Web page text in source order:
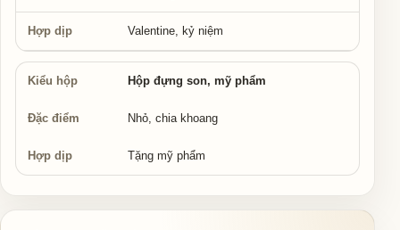
Valentine, kỷ niệm
Hộp đựng son, mỹ phẩm
Nhỏ, chia khoang
Tặng mỹ phẩm